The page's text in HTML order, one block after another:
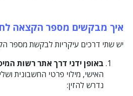
איך מבקשים מספר הקצאה
יש שתי דרכים עיקריות לבקשת מספר
באופן ידני דרך אתר רשות
האישי, מילוי פרטי החשבונית
נדרש להזין: